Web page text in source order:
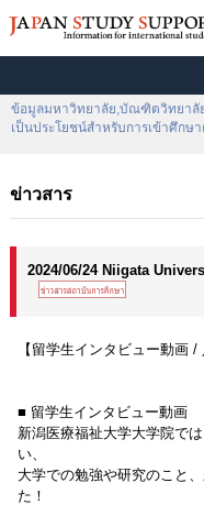
ข้อมูลมหาวิทยาลัย,บัณฑิตวิทยาลั
เป็นประโยชน์สำหรับการเข้าศึกษ
ข่าวสาร
2024/06/24 Niigata
【留学生インタビュー動画 /
■ 留学生インタビュー動画
新潟医療福祉大学大学院で
い、
大学での勉強や研究のこと
た！